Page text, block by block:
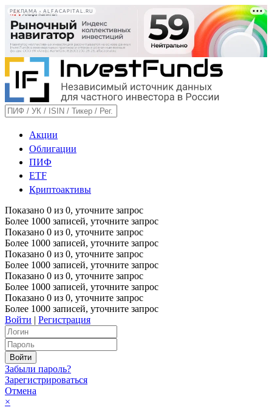
РЕКЛАМА • ALFACAPITAL.RU
Акции
Облигации
ПИФ
ETF
Криптоактивы
Показано 0 из 0, уточните запрос
Более 1000 записей, уточните запрос
Показано 0 из 0, уточните запрос
Более 1000 записей, уточните запрос
Показано 0 из 0, уточните запрос
Более 1000 записей, уточните запрос
Показано 0 из 0, уточните запрос
Более 1000 записей, уточните запрос
Показано 0 из 0, уточните запрос
Более 1000 записей, уточните запрос
Войти | Регистрация
Забыли пароль?
Зарегистрироваться
Отмена
×